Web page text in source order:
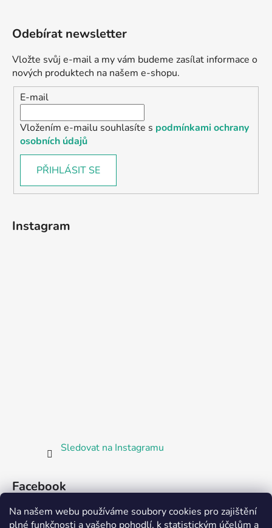
Na našem webu používáme soubory cookies pro zajištění
plné funkčnosti a vašeho pohodlí, k statistickým účelům a
Odebírat newsletter
Vložte svůj e-mail a my vám budeme zasílat informace o
nových produktech na našem e-shopu.
E-mail
Vložením e-mailu souhlasíte s podmínkami ochrany
osobních údajů
PŘIHLÁSIT SE
Instagram
Sledovat na Instagramu
Facebook